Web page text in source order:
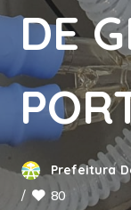
DE
Prefeitura
80